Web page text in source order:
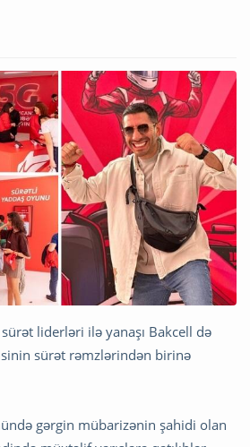
sürət liderləri ilə yanaşı Bakcell də
sürət rəmzlərindən birinə
gərgin mübarizənin şahidi olan